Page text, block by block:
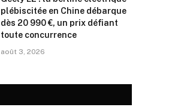
plébiscitée en Chine débarque
dès 20 990 €, un prix défiant
toute concurrence
août 3, 2026